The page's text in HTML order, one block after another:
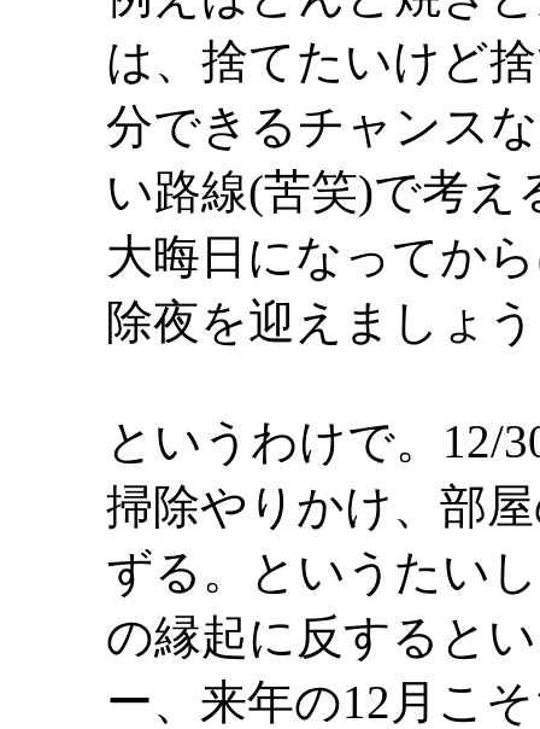
は、捨てたいけど
分できるチャンス
い路線(苦笑)で考
大晦日になってか
除夜を迎えましょ
というわけで。12/
掃除やりかけ、部
ずる。というたい
の縁起に反すると
ー、来年の12月こ